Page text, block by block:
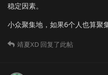
稳定因素。
小众聚集地，如果6个人也算聚
靖夏XD 回复了此帖